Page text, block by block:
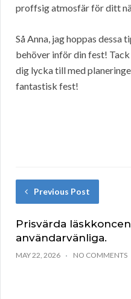
proffsig atmosfär för ditt
Så Anna, jag hoppas dessa
behöver inför din fest!
dig lycka till med
fantastisk fest!
Previous Post
Prisvärda
användarvänliga.
MAY 22, 2026 NO COMMENTS